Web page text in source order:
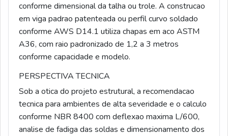
conforme dimensional da talha ou trole. A construcao
em viga padrao patenteada ou perfil curvo soldado
conforme AWS D14.1 utiliza chapas em aco ASTM
A36, com raio padronizado de 1,2 a 3 metros
conforme capacidade e modelo.
PERSPECTIVA TECNICA
Sob a otica do projeto estrutural, a recomendacao
tecnica para ambientes de alta severidade e o calculo
conforme NBR 8400 com deflexao maxima L/600,
analise de fadiga das soldas e dimensionamento dos